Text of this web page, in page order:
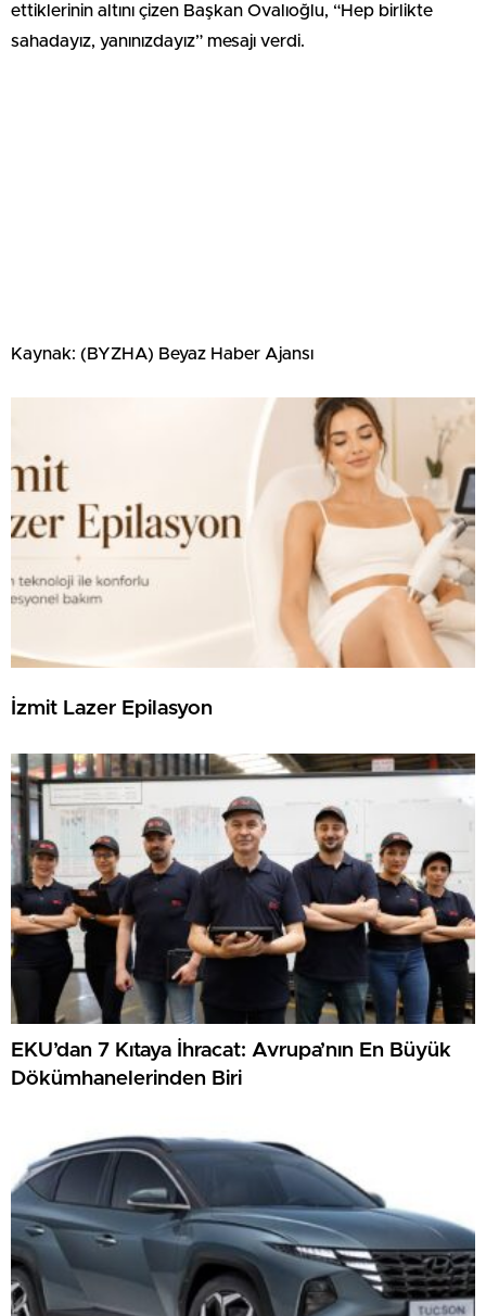
ettiklerinin altını çizen Başkan Ovalıoğlu, “Hep birlikte
sahadayız, yanınızdayız” mesajı verdi.
Kaynak: (BYZHA) Beyaz Haber Ajansı
İzmit Lazer Epilasyon
EKU’dan 7 Kıtaya İhracat: Avrupa’nın En Büyük
Dökümhanelerinden Biri